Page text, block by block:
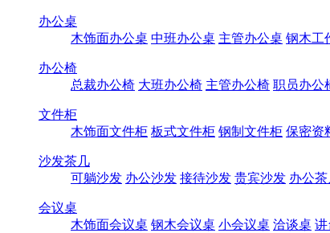
办公桌
木饰面办公桌 中班办公桌 主管办公桌 钢木工
办公椅
总裁办公椅 大班办公椅 主管办公椅 职员办公
文件柜
木饰面文件柜 板式文件柜 钢制文件柜 保密资
沙发茶几
可躺沙发 办公沙发 接待沙发 贵宾沙发 办公
会议桌
木饰面会议桌 钢木会议桌 小会议桌 洽谈桌 讲